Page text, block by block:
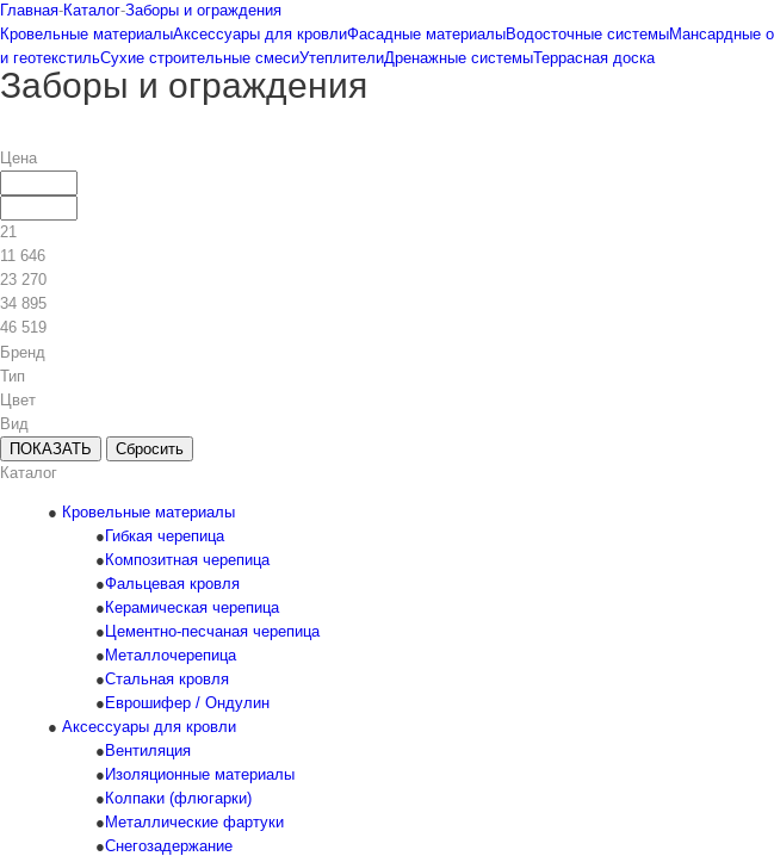
Главная-Каталог-Заборы и ограждения
Кровельные материалыАксессуары для кровлиФасадные материалыВодосточные системыМансардные
и геотекстильСухие строительные смесиУтеплителиДренажные системыТеррасная доска
Заборы и ограждения
Цена
21
11 646
23 270
34 895
46 519
Бренд
Тип
Цвет
Вид
Каталог
Кровельные материалы
Гибкая черепица
Композитная черепица
Фальцевая кровля
Керамическая черепица
Цементно-песчаная черепица
Металлочерепица
Стальная кровля
Еврошифер / Ондулин
Аксессуары для кровли
Вентиляция
Изоляционные материалы
Колпаки (флюгарки)
Металлические фартуки
Снегозадержание